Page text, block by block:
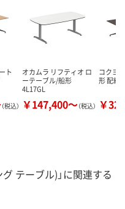
ト
（税込）
オカムラ リフティオ ロ
ーテーブル/船形
4L17GL
￥147,400～（税込）
コクヨ
形 配線
￥
テーブル)」に関連する